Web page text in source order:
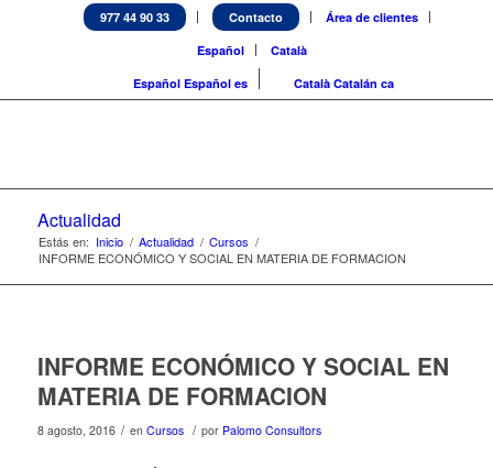
977 44 90 33 Contacto
Área de clientes
Español
Català
Español Español es Català Catalán ca
Actualidad
Estás en: Inicio / Actualidad / Cursos /
INFORME ECONÓMICO Y SOCIAL EN MATERIA DE FORMACION
INFORME ECONÓMICO Y SOCIAL EN
MATERIA DE FORMACION
8 agosto, 2016 / en Cursos / por Palomo Consultors